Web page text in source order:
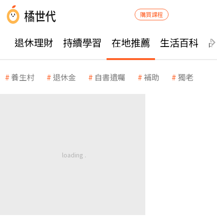
購買課程
退休理財 持續學習 在地推薦 生活百科
養生村 退休金 自書遺囑 補助 獨老